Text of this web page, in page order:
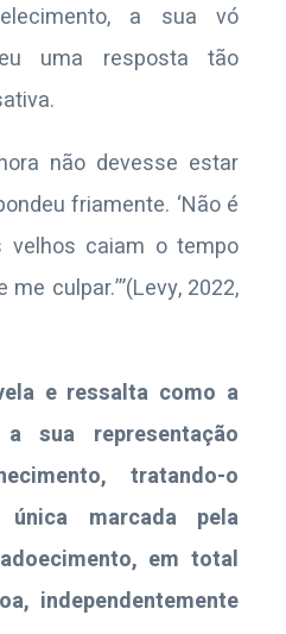
a sua vó
uma resposta tão
não devesse estar
friamente. ‘Não é
velhos caiam o tempo
culpar.’”(Levy, 2022,
e ressalta como a
sua representação
tratando-o
única marcada pela
em total
independentemente